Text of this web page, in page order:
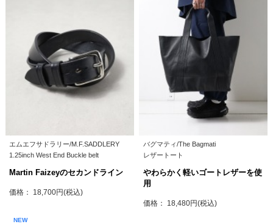
エムエフサドラリー/M.F.SADDLERY
1.25inch West End Buckle belt
Martin Faizeyのセカンドライン
価格： 18,700円(税込)
バグマティ/The Bagmati
レザートート
やわらかく軽いゴートレザーを使
用
価格： 18,480円(税込)
NEW